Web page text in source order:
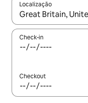
Localização
Quando os
Check-in
Checkout